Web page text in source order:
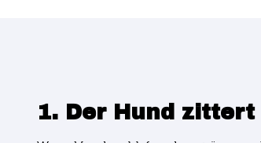
1. Der Hund zittert